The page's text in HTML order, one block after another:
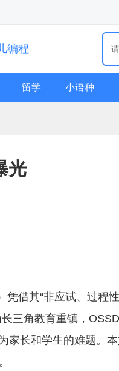
编程
留学 小语种
光
凭借其“非应试、过程
三角教育重镇，
家长和学生的难题。